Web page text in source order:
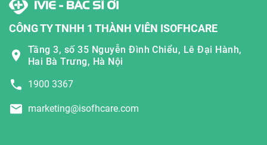
CÔNG TY TNHH 1 THÀNH VIÊN ISOFHCARE
Tầng 3, số 35 Nguyễn Đình Chiểu, Lê Đại Hành,
Hai Bà Trưng, Hà Nội
1900 3367
marketing@isofhcare.com